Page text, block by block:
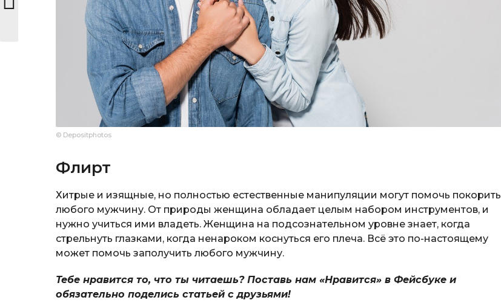
© Depositphotos
Флирт
Хитрые и изящные, но полностью естественные манипуляции могут помочь покорить
любого мужчину. От природы женщина обладает целым набором инструментов, и
нужно учиться ими владеть. Женщина на подсознательном уровне знает, когда
стрельнуть глазками, когда ненароком коснуться его плеча. Всё это по-настоящему
может помочь заполучить любого мужчину.
Тебе нравится то, что ты читаешь? Поставь нам «Нравится» в Фейсбуке и
обязательно поделись статьей с друзьями!